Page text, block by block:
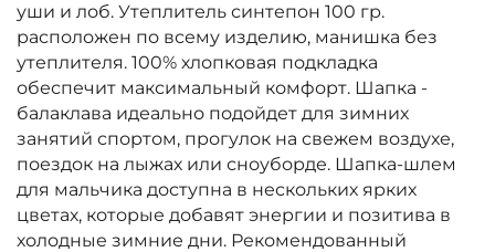
уши и лоб. Утеплитель синтепон 100 гр.
расположен по всему изделию, манишка без
утеплителя. 100% хлопковая подкладка
обеспечит максимальный комфорт. Шапка -
балаклава идеально подойдет для зимних
занятий спортом, прогулок на свежем воздухе,
поездок на лыжах или сноуборде. Шапка-шлем
для мальчика доступна в нескольких ярких
цветах, которые добавят энергии и позитива в
холодные зимние дни. Рекомендованный